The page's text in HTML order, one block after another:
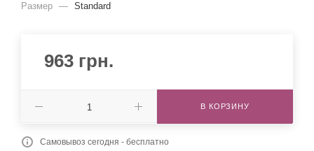
Размер — Standard
963 грн.
В КОРЗИНУ
Самовывоз сегодня - бесплатно